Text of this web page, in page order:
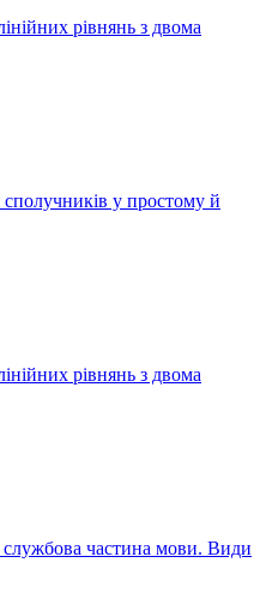
рівнянь з двома
у простому й
рівнянь з двома
частина мови. Види